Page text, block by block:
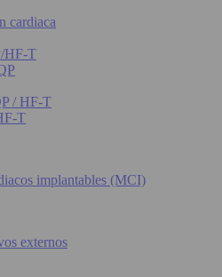
cardiaca
HF-T
/ HF-T
T
implantables (MCI)
externos